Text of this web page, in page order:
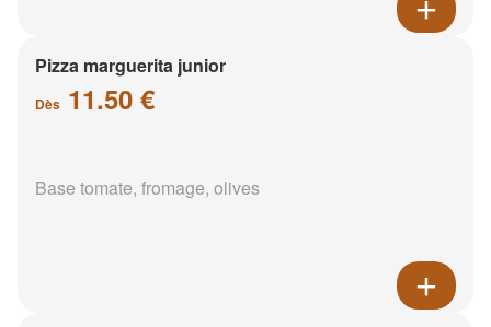
Pizza marguerita junior
Dès 11.50 €
Base tomate, fromage, olives